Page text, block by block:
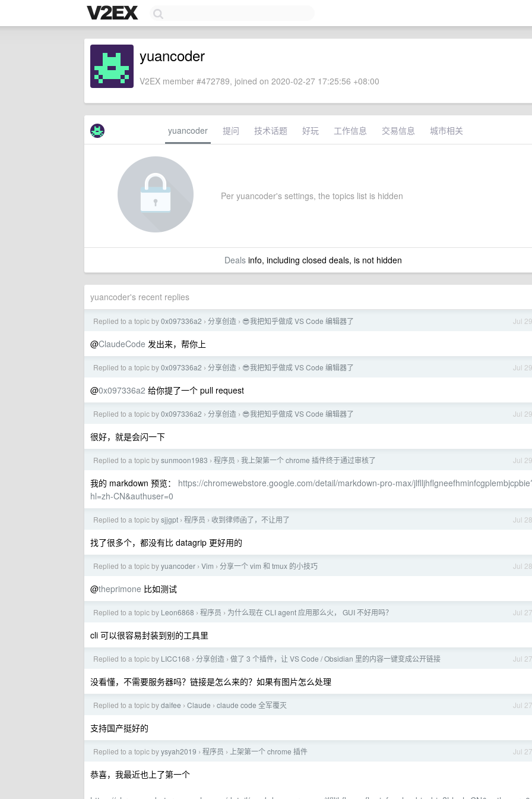
yuancoder
V2EX member #472789, joined on 2020-02-27 17:25:56 +08:00
yuancoder 提问 技术话题 好玩 工作信息 交易信息 城市相关
Per yuancoder's settings, the topics list is hidden
Dealsinfo, including closed deals, is not hidden
yuancoder's recent replies
Jul 29
Replied to a topic by0x097336a2 › 分享创造 › 😎我把知乎做成 VS Code 编辑器了
@ClaudeCode 发出来，帮你上
Jul 29
Replied to a topic by0x097336a2 › 分享创造 › 😎我把知乎做成 VS Code 编辑器了
@0x097336a2 给你提了一个 pull request
Jul 29
Replied to a topic by0x097336a2 › 分享创造 › 😎我把知乎做成 VS Code 编辑器了
很好，就是会闪一下
Jul 29
Replied to a topic bysunmoon1983 › 程序员 › 我上架第一个 chrome 插件终于通过审核了
我的 markdown 预览： https://chromewebstore.google.com/detail/markdown-pro-max/
hl=zh-CN&authuser=0
Jul 28
Replied to a topic bysjjgpt › 程序员 › 收到律师函了，不让用了
找了很多个，都没有比 datagrip 更好用的
Jul 28
Replied to a topic byyuancoder › Vim › 分享一个 vim 和 tmux 的小技巧
@theprimone 比如测试
Jul 27
Replied to a topic by Leon6868 › 程序员 › 为什么现在 CLI agent 应用那么火， GUI 不好用吗？
cli 可以很容易封装到别的工具里
Jul 27
Replied to a topic by LICC168 › 分享创造 › 做了 3 个插件，让 VS Code / Obsidian 里的内容一键变成公开链接
没看懂，不需要服务器吗？链接是怎么来的？如果有图片怎么处理
Jul 27
Replied to a topic bydaifee › Claude › claude code 全军覆灭
支持国产挺好的
Jul 27
Replied to a topic byysyah2019 › 程序员 › 上架第一个 chrome 插件
恭喜，我最近也上了第一个